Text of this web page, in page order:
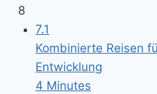
8
7.1
Kombinierte Reisen
Entwicklung
4 Minutes